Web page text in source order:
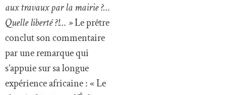
aux travaux par la mairie ?…
Quelle liberté ?!… »Le prêtre
conclut son commentaire
par une remarque qui
s’appuie sur sa longue
expérience africaine : « Le